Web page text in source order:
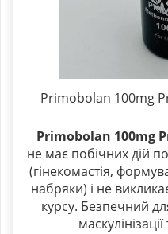
Primobolan 100mg
Primobolan 100mg
не має побічних дій
(гінекомастія,
набряки) і не
курсу. Безпечний